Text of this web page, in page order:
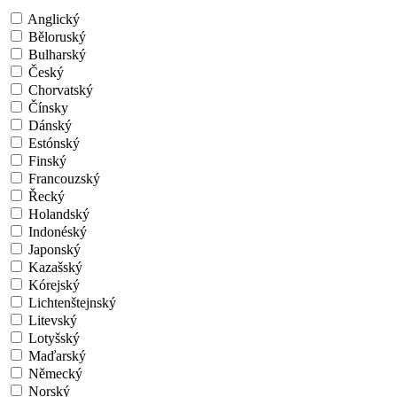
Anglický
Běloruský
Bulharský
Český
Chorvatský
Čínsky
Dánský
Estónský
Finský
Francouzský
Řecký
Holandský
Indonéský
Japonský
Kazašský
Kórejský
Lichtenštejnský
Litevský
Lotyšský
Maďarský
Německý
Norský